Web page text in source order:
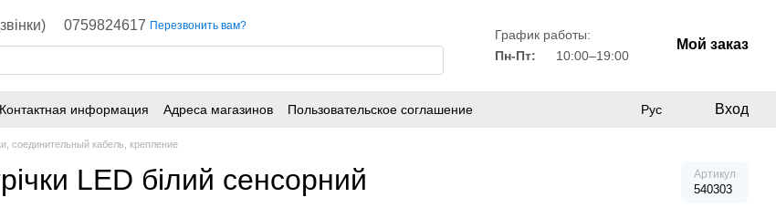
0759824617 Перезвонить вам?
График работы:
Пн-Пт:
10:00–19:00
Мой заказ
Контактная информация Адреса магазинов Пользовательское соглашение Рус Вход
соединительный кабель, крепление
LED білий сенсорний Артикул
540303